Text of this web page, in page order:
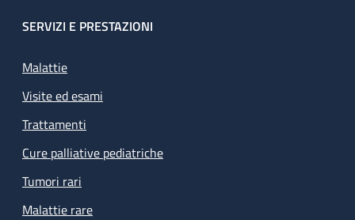
SERVIZI E PRESTAZIONI
Malattie
Visite ed esami
Trattamenti
Cure palliative pediatriche
Tumori rari
Malattie rare